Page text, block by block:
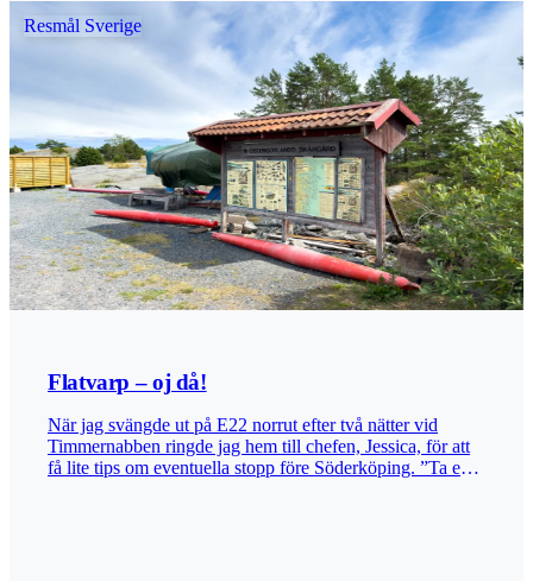
Resmål Sverige
Flatvarp – oj då!
När jag svängde ut på E22 norrut efter två nätter vid
Timmernabben ringde jag hem till chefen, Jessica, för att
få lite tips om eventuella stopp före Söderköping. ”Ta en